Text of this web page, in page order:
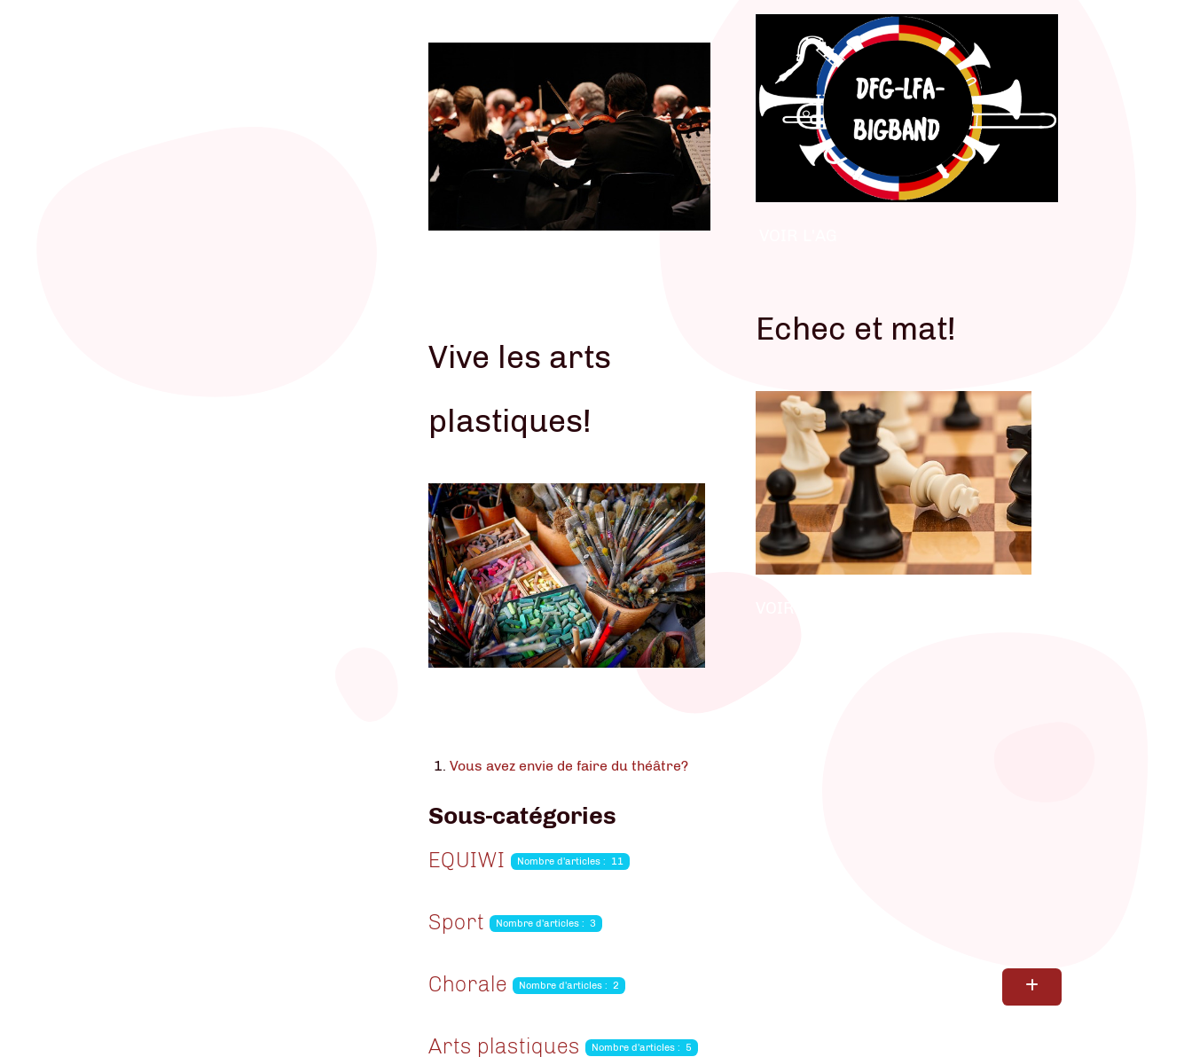
Vive les arts
plastiques!
Echec et mat!
Vous avez envie de faire du théâtre?
Sous-catégories
EQUIWI Nombre d'articles : 11
Sport Nombre d'articles : 3
Chorale Nombre d'articles : 2
Arts plastiques Nombre d'articles : 5